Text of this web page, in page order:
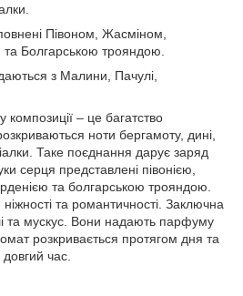
Півоном, Жасміном,
Болгарською трояндою.
з Малини, Пачулі,
– це багатство
ноти бергамоту, дині,
Таке поєднання дарує заряд
серця представлені півонією,
та болгарською трояндою.
та романтичності. Заключна
та мускус. Вони надають парфуму
розкривається протягом дня та
час.